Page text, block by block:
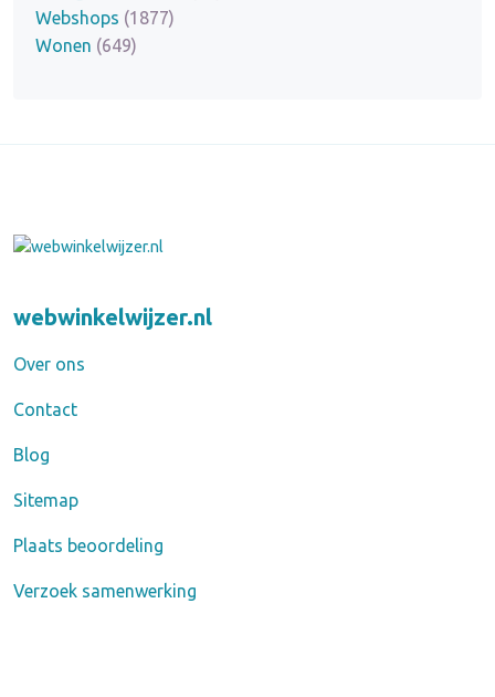
Webshops (1877)
Wonen (649)
webwinkelwijzer.nl
Over ons
Contact
Blog
Sitemap
Plaats beoordeling
Verzoek samenwerking